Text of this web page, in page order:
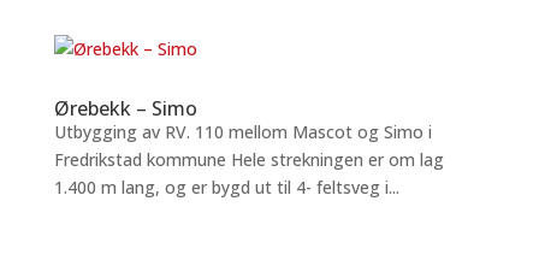
Ørebekk – Simo
Utbygging av RV. 110 mellom Mascot og Simo i
Fredrikstad kommune Hele strekningen er om lag
1.400 m lang, og er bygd ut til 4- feltsveg i...